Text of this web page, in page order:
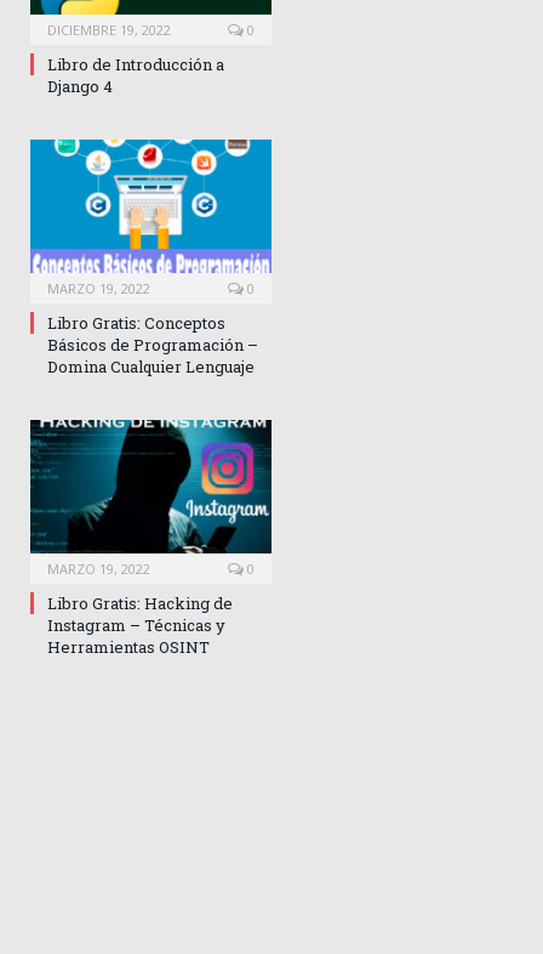
DICIEMBRE 19, 2022 0
Libro de Introducción a
Django 4
MARZO 19, 2022 0
Libro Gratis: Conceptos
Básicos de Programación –
Domina Cualquier Lenguaje
MARZO 19, 2022 0
Libro Gratis: Hacking de
Instagram – Técnicas y
Herramientas OSINT